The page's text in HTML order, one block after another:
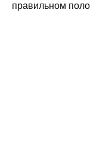
правильном